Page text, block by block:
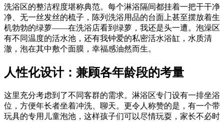
洗浴区的整洁程度堪称典范。每个淋浴隔间都挂着一把干干净
净、无一丝发丝的梳子，陈列洗浴用品的台面上甚至摆放着生
机勃勃的绿萝——在洗浴店看到绿萝，我还是头一遭。泡澡区
有不同温度的活水池，还有我钟爱的私密活水浴缸，水质清
澈，泡在其中敷个面膜，幸福感油然而生。
人性化设计：兼顾各年龄段的考量
这里充分考虑到了不同客群的需求。淋浴区专门设有一排坐浴
位，方便年长者坐着冲洗、聊天。更令人称赞的是，有一个带
玩具的专用儿童泡池，这样孩子们可以尽情玩耍，家长不必时